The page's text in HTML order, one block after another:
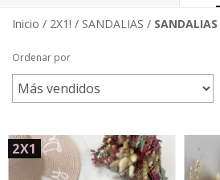
Inicio / 2X1! / SANDALIAS /
Ordenar por
2X1